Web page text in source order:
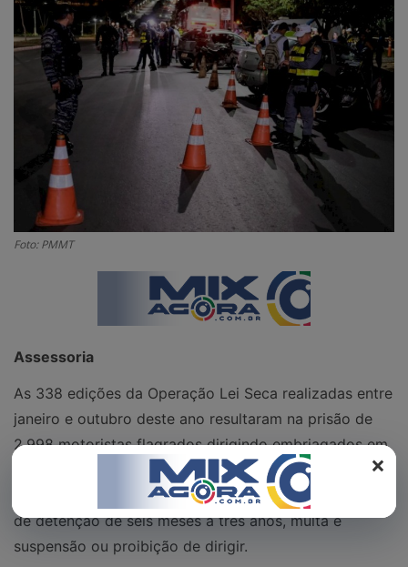
MEIO AMBIENTE
COMO ANUNCIAR
EDUCAÇÃO
RÁDIO AO VIVO
QUEM SOMOS
CONTATO
MIX AGORA TV
×
Foto: PMMT
Assessoria
As 338 edições da Operação Lei Seca realizadas entre
janeiro e outubro deste ano resultaram na prisão de
2.998 motoristas flagrados dirigindo embriagados em
Mato Grosso. Eles foram autuados pelo artigo 306 do
Código de Trânsito Brasileiro (CTB), que prevê pena
de detenção de seis meses a três anos, multa e
suspensão ou proibição de dirigir.